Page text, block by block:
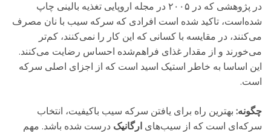
در پژوهشی که در ۲۰۰۵ در مجله‌ اروپایی تغذیه‌ بالینی چاپ
شده‌است، تاکید شده‌ است افرادی که سرکه‌ سیب با نان مصرف
می‌کنند، در مقایسه با کسانی که این کار را نمی‌کنند، کم‌تر
می‌خورند و از مقدار غذای فراهم‌شده احساس رضایت می‌کنند.
این اساسا به خاطر استیک اسید است که از اجزای اصلی سرکه
است.
چگونه: بهترین راه برای یافتن سرکه‌ سیب باکیفیت، انتخاب
سرکه‌ای است که از سیب‌های ارگانیک درست شده ‌باشد. مهم